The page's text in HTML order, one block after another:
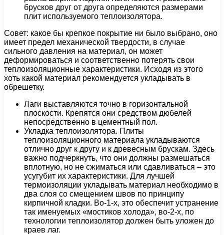
брусков друг от друга определяются размерами
плит используемого теплоизолятора.
Совет: какое бы крепкое покрытие ни было выбрано, оно
имеет предел механической твердости, в случае
сильного давления на материал, он может
деформироваться и соответственно потерять свои
теплоизоляционные характеристики. Исходя из этого
хоть какой материал рекомендуется укладывать в
обрешетку.
Лаги выставляются точно в горизонтальной
плоскости. Крепятся они средством дюбелей
непосредственно в цементный пол.
Укладка теплоизолятора. Плиты
теплоизоляционного материала укладываются
отлично друг к другу и к древесным брускам. Здесь
важно подчеркнуть, что они должны размешаться
вплотную, но не сжиматься или сдавливаться – это
усугубит их характеристики. Для лучшей
термоизоляции укладывать материал необходимо в
два слоя со смещением швов по принципу
кирпичной кладки. Во-1-х, это обеспечит устранение
так именуемых «мостиков холода», во-2-х, по
технологии теплоизолятор должен быть уложен до
краев лаг.